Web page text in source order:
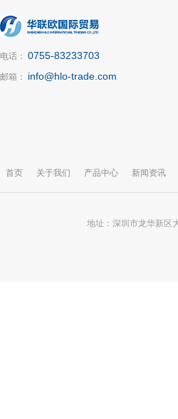
电话： 0755-83233703
邮箱： info@hlo-trade.com
首页 关于我们 产品中心 新闻资讯
地址：深圳市龙华新区